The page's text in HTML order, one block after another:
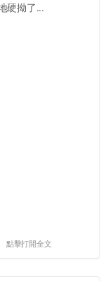
硬拗了...
點擊打開全文